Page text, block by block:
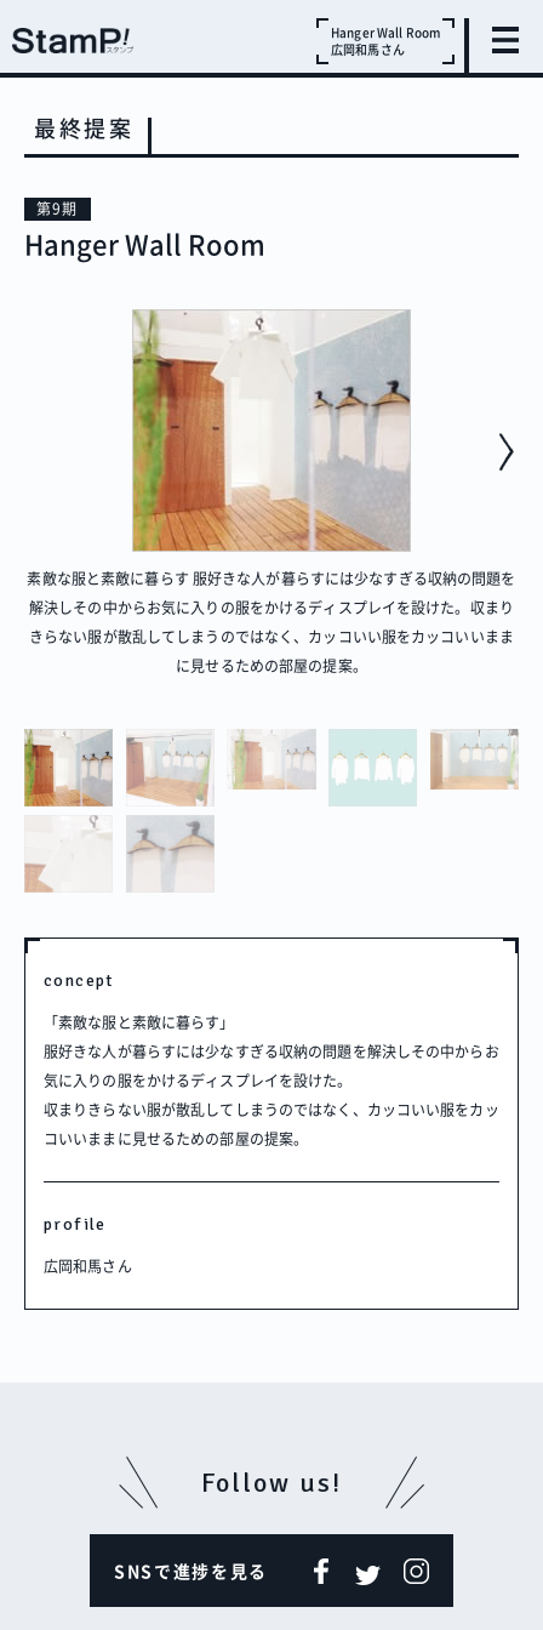
概要
プロジェクト
概要
リノベーション物件ってなあに？
オーナー様へ お問い合わせ
Hanger Wall Room
広岡和馬さん
最終提案
第9期
Hanger Wall Room
素敵な服と素敵に暮らす 服好きな人が暮らすには少なすぎる収納の問題を
解決しその中からお気に入りの服をかけるディスプレイを設けた。収まり
きらない服が散乱してしまうのではなく、カッコいい服をカッコいいまま
に見せるための部屋の提案。
concept
「素敵な服と素敵に暮らす」
服好きな人が暮らすには少なすぎる収納の問題を解決しその中からお
気に入りの服をかけるディスプレイを設けた。
収まりきらない服が散乱してしまうのではなく、カッコいい服をカッ
コいいままに見せるための部屋の提案。
profile
広岡和馬さん
Follow us!
SNSで進捗を見る